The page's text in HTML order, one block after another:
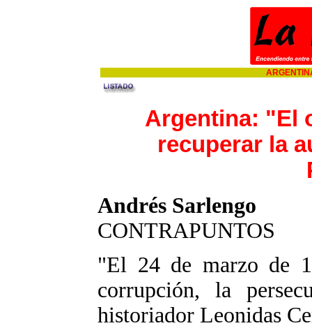
Argentina: "El
recuperar la
Andrés Sarlengo
CONTRAPUNTOS
"El 24 de marzo de
corrupción, la
historiador Leonidas